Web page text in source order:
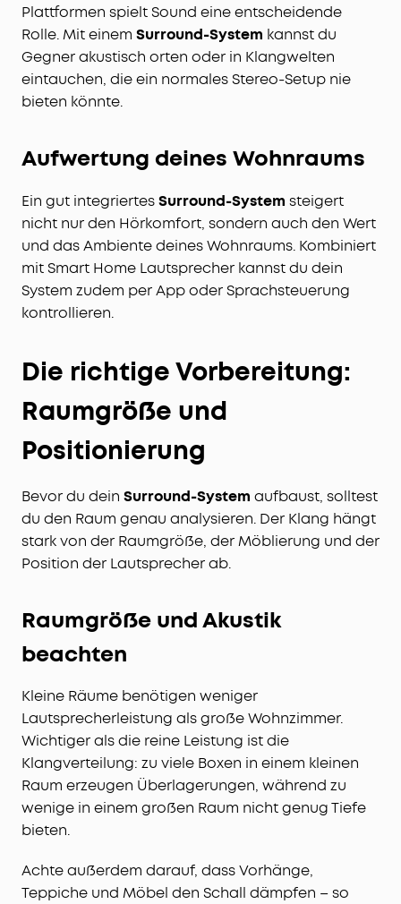
Plattformen spielt Sound eine entscheidende
Rolle. Mit einem Surround-System kannst du
Gegner akustisch orten oder in Klangwelten
eintauchen, die ein normales Stereo-Setup nie
bieten könnte.
Aufwertung deines Wohnraums
Ein gut integriertesSurround-System steigert
nicht nur den Hörkomfort, sondern auch den Wert
und das Ambiente deines Wohnraums. Kombiniert
mit Smart Home Lautsprecher kannst du dein
System zudem per App oder Sprachsteuerung
kontrollieren.
Die richtige Vorbereitung:
Raumgröße und
Positionierung
Bevor du dein Surround-System aufbaust, solltest
du den Raum genau analysieren. Der Klang hängt
stark von der Raumgröße, der Möblierung und der
Position der Lautsprecher ab.
Raumgröße und Akustik
beachten
Kleine Räume benötigen weniger
Lautsprecherleistung als große Wohnzimmer.
Wichtiger als die reine Leistung ist die
Klangverteilung: zu viele Boxen in einem kleinen
Raum erzeugen Überlagerungen, während zu
wenige in einem großen Raum nicht genug Tiefe
bieten.
Achte außerdem darauf, dass Vorhänge,
Teppiche und Möbel den Schall dämpfen – so